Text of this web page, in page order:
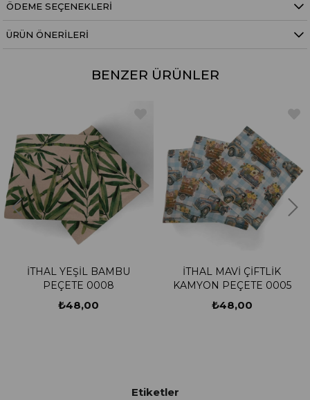
ÖDEME SEÇENEKLERI
ÜRÜN ÖNERILERI
BENZER ÜRÜNLER
İTHAL YEŞİL BAMBU
PEÇETE 0008
₺48,00
İTHAL MAVİ ÇİFTLİK
KAMYON PEÇETE 0005
₺48,00
Etiketler